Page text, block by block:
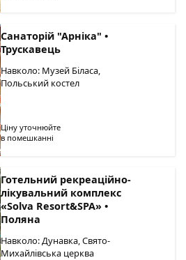
Санаторій "Арніка" •
Трускавець
Навколо: Музей Біласа,
Польський костел
Ціну уточнюйте
в помешканні
Готельний рекреаційно-
лікувальний комплекс
«Solva Resort&SPA» •
Поляна
Навколо: Дунавка, Свято-
Михайлівська церква